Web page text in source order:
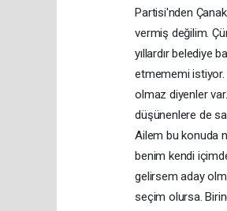
Partisi'nden
vermiş değilim.
yıllardır belediye
etmememi istiyor.
olmaz diyenler
düşünenlere de
Ailem bu konuda
benim kendi
gelirsem aday
seçim olursa.